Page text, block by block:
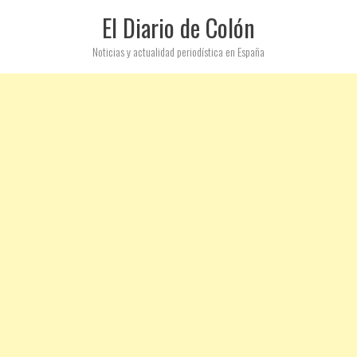
El Diario de Colón
Noticias y actualidad periodística en España